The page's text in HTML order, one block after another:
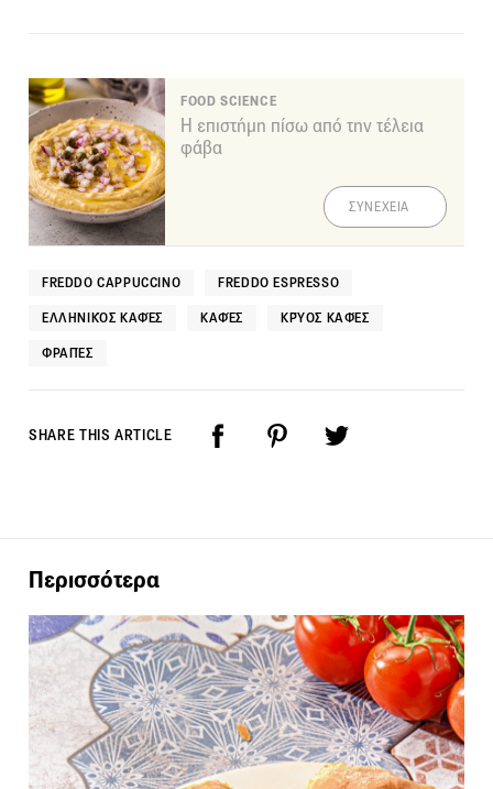
FOOD SCIENCE
Η επιστήμη πίσω από την τέλεια
φάβα
ΣΥΝΕΧΕΙΑ
FREDDO CAPPUCCINO FREDDO ESPRESSO
ΕΛΛΗΝΙΚΌΣ ΚΑΦΈΣ ΚΑΦΈΣ ΚΡΎΟΣ ΚΑΦΈΣ
ΦΡΑΠΈΣ
SHARE THIS ARTICLE
Περισσότερα